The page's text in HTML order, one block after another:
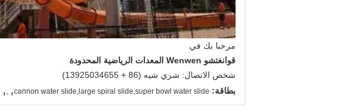
مرحبا بك في
قوانغتشو Wenwen المعدات الرياضية المحدودة
شخص الاتصال: شري شيه (86 + 13925034655)
بطاقة: cannon water slide,large spiral slide,super bowl water slide
,
,
,